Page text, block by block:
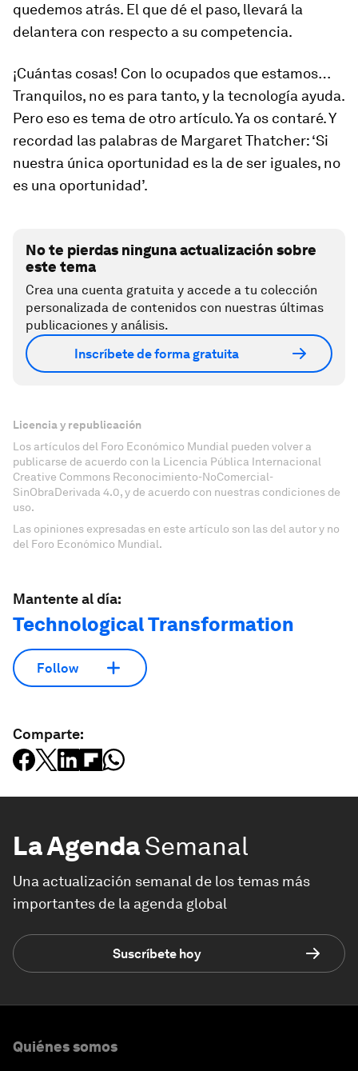
quedemos atrás. El que dé el paso, llevará la
delantera con respecto a su competencia.
¡Cuántas cosas! Con lo ocupados que estamos…
Tranquilos, no es para tanto, y la tecnología ayuda.
Pero eso es tema de otro artículo. Ya os contaré. Y
recordad las palabras de Margaret Thatcher: ‘Si
nuestra única oportunidad es la de ser iguales, no
es una oportunidad’.
No te pierdas ninguna actualización sobre
este tema
Crea una cuenta gratuita y accede a tu colección
personalizada de contenidos con nuestras últimas
publicaciones y análisis.
Inscríbete de forma gratuita
Licencia y republicación
Los artículos del Foro Económico Mundial pueden volver a
publicarse de acuerdo con la Licencia Pública Internacional
Creative Commons Reconocimiento-NoComercial-
SinObraDerivada 4.0, y de acuerdo con nuestras condiciones de
uso.
Las opiniones expresadas en este artículo son las del autor y no
del Foro Económico Mundial.
Mantente al día:
Technological Transformation
Follow
Comparte:
La AgendaSemanal
Una actualización semanal de los temas más
importantes de la agenda global
Suscríbete hoy
Quiénes somos